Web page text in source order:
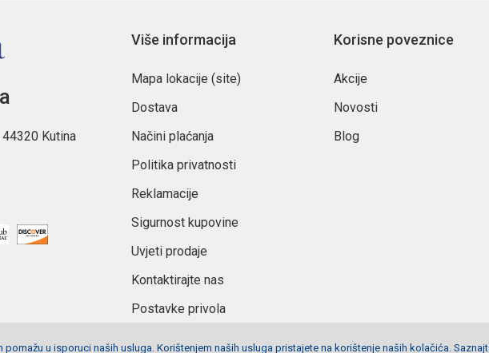
Kutina
Više informacija
Mapa lokacije (site)
Dostava
Načini plaćanja
Politika privatnosti
Reklamacije
Sigurnost kupovine
Uvjeti prodaje
Kontaktirajte nas
Postavke privola
Korisne poveznice
Akcije
Novosti
Blog
pomažu u isporuci naših usluga. Korištenjem naših usluga pristajete na korištenje naših kolačića.